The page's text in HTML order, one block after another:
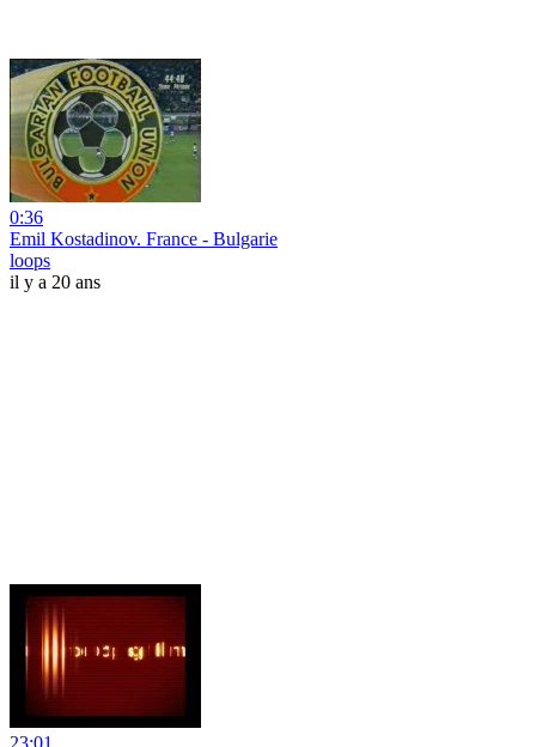
0:36
Emil Kostadinov. France - Bulgarie
loops
il y a 20 ans